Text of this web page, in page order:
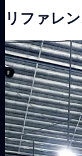
リファレ